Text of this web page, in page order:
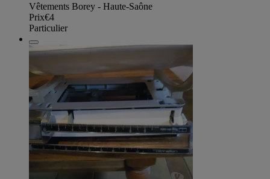
Vêtements Borey - Haute-Saône
Prix€4
Particulier